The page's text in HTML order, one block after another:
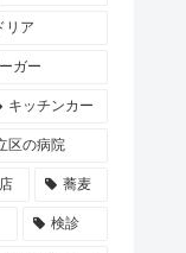
リア
ガー
キッチンカー
区の病院
蕎麦
検診